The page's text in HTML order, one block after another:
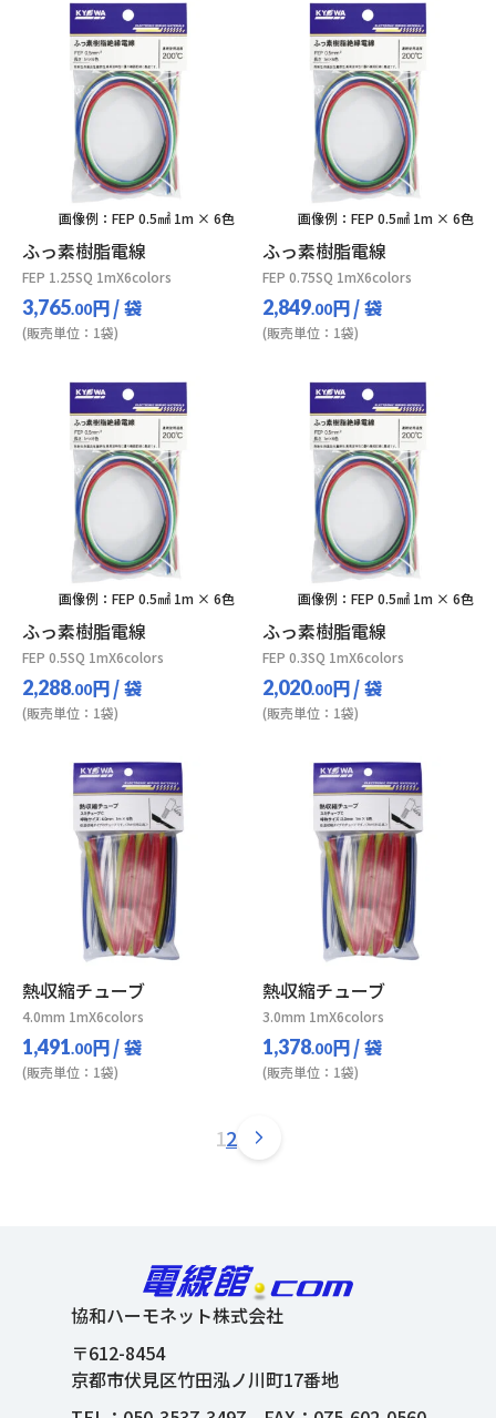
画像例：FEP 0.5㎟ 1m × 6色
ふっ素樹脂電線
FEP 1.25SQ 1mX6colors
3,765.00円/ 袋
(販売単位：1袋)
画像例：FEP 0.5㎟ 1m × 6色
ふっ素樹脂電線
FEP 0.75SQ 1mX6colors
2,849.00円/ 袋
(販売単位：1袋)
画像例：FEP 0.5㎟ 1m × 6色
ふっ素樹脂電線
FEP 0.5SQ 1mX6colors
2,288.00円/ 袋
(販売単位：1袋)
画像例：FEP 0.5㎟ 1m × 6色
ふっ素樹脂電線
FEP 0.3SQ 1mX6colors
2,020.00円/ 袋
(販売単位：1袋)
熱収縮チューブ
4.0mm 1mX6colors
1,491.00円/ 袋
(販売単位：1袋)
熱収縮チューブ
3.0mm 1mX6colors
1,378.00円/ 袋
(販売単位：1袋)
12
協和ハーモネット株式会社
〒612-8454
京都市伏見区竹田泓ノ川町17番地